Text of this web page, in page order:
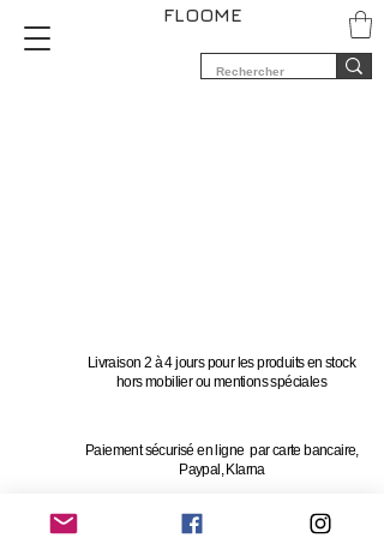
FLOOME
Livraison 2 à 4 jours pour les produits en stock
hors mobilier ou mentions spéciales
Paiement sécurisé en ligne par carte bancaire,
Paypal, Klarna
Vous avez 14 jours pour changer d'avis